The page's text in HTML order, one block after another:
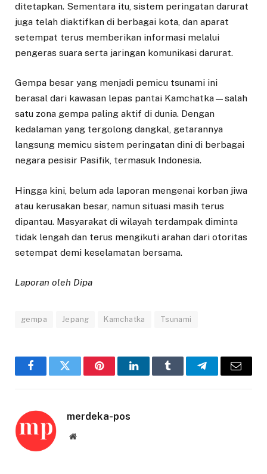
ditetapkan. Sementara itu, sistem peringatan darurat
juga telah diaktifkan di berbagai kota, dan aparat
setempat terus memberikan informasi melalui
pengeras suara serta jaringan komunikasi darurat.
Gempa besar yang menjadi pemicu tsunami ini
berasal dari kawasan lepas pantai Kamchatka—salah
satu zona gempa paling aktif di dunia. Dengan
kedalaman yang tergolong dangkal, getarannya
langsung memicu sistem peringatan dini di berbagai
negara pesisir Pasifik, termasuk Indonesia.
Hingga kini, belum ada laporan mengenai korban jiwa
atau kerusakan besar, namun situasi masih terus
dipantau. Masyarakat di wilayah terdampak diminta
tidak lengah dan terus mengikuti arahan dari otoritas
setempat demi keselamatan bersama.
Laporan oleh Dipa
gempa Jepang Kamchatka Tsunami
FacebookTwitter PinterestLinkedInTumblr TelegramEmail
merdeka-pos
Website